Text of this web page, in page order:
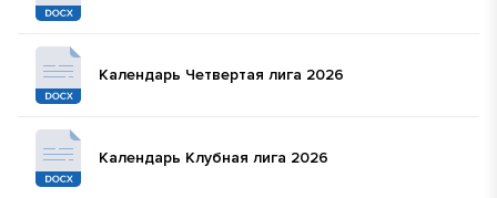
Календари
Персональные данные
Нормативные документы по спортивным сооружениям
Календарь Четвертая лига 2026
Календарь Клубная лига 2026